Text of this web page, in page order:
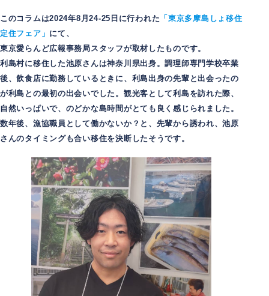
このコラムは2024年8月24-25日に行われた 「東京多摩島しょ移住
定住フェア」 にて、
東京愛らんど広報事務局スタッフが取材したものです。
利島村に移住した池原さんは神奈川県出身。調理師専門学校卒業
後、飲食店に勤務しているときに、利島出身の先輩と出会ったの
が利島との最初の出会いでした。観光客として利島を訪れた際、
自然いっぱいで、のどかな島時間がとても良く感じられました。
数年後、漁協職員として働かないか？と、先輩から誘われ、池原
さんのタイミングも合い移住を決断したそうです。